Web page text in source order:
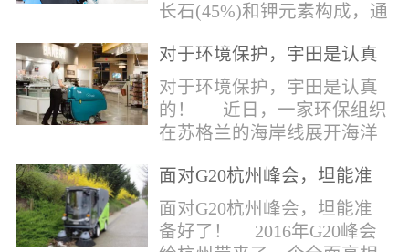
长石(45%)和钾元素构成，通
含有极少量的方解石，表面
能看出具有矿物颗粒的结晶
体，硬度比大理石硬，硬度
在6.5左右。维护比大理石容
染，花岗石的种类根据石英,
同。清洁公司花岗石晶面处
理技术方案有如下要点：
对于环境保护，宇田是认真
的！
对于环境保护，宇田是认真
的！ 近日，一家环保组织
在苏格兰的海岸线展开海洋
洋塑料垃圾对英国海洋生物
所带来的影响。他们发现至
少有30个海滩存在塑料污染
的情况。 该组织发动当地
面对G20杭州峰会，坦能准
备好了！
面对G20杭州峰会，坦能准
备好了！ 2016年G20峰会